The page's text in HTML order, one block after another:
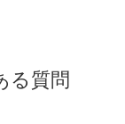
る質問